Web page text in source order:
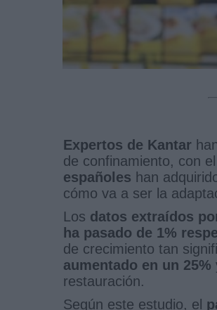
Expertos de Kantar
de confinamiento, con
españoles han
cómo va a ser la
Los datos extraídos
ha pasado de 1%
de crecimiento tan
aumentado en un 25%
restauración.
Según este estudio, el